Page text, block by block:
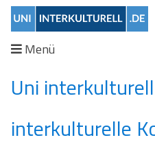
Skip
Menü
Uni
interkulturelle